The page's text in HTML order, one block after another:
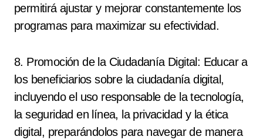
permitirá ajustar y mejorar constantemente los
programas para maximizar su efectividad.
8. Promoción de la Ciudadanía Digital: Educar a
los beneficiarios sobre la ciudadanía digital,
incluyendo el uso responsable de la tecnología,
la seguridad en línea, la privacidad y la ética
digital, preparándolos para navegar de manera